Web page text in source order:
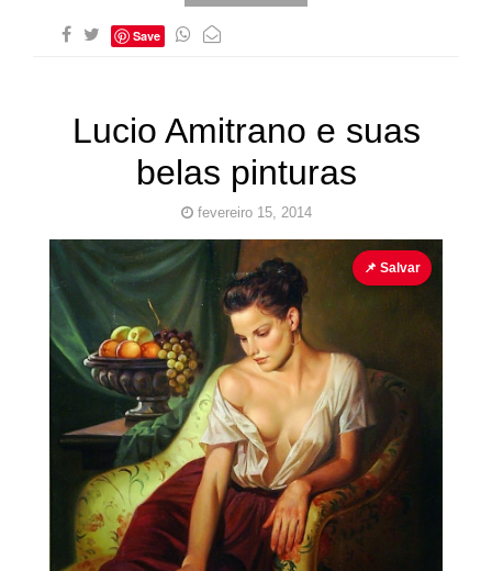
Save
Lucio Amitrano e suas
belas pinturas
fevereiro 15, 2014
Italiano Lucio Amitrano Pinturas Erotismo📌 Salvar